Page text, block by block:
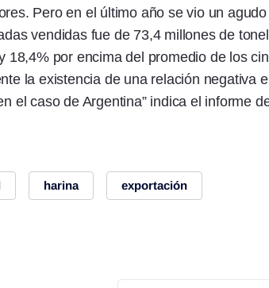
Pero en el último año se vio un
vendidas fue de 73,4 millones de
18,4% por encima del promedio de los
la existencia de una relación negativa
el caso de Argentina” indica el informe
harina exportación